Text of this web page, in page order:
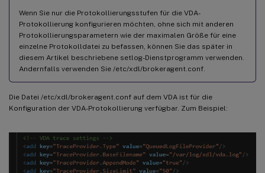
Wenn Sie nur die Protokollierungsstufen für die VDA-
Protokollierung konfigurieren möchten, ohne sich mit anderen
Protokollierungsparametern wie der maximalen Größe für eine
einzelne Protokolldatei zu befassen, können Sie das später in
diesem Artikel beschriebene setlog-Dienstprogramm verwenden.
Andernfalls verwenden Sie /etc/xdl/brokeragent.conf.
Die Datei /etc/xdl/brokeragent.conf auf dem VDA ist für die
Konfiguration der VDA-Protokollierung verfügbar. Zum Beispiel: